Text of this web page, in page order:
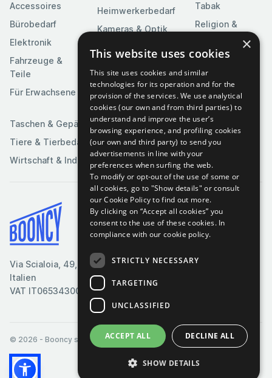
Accessoires
Bürobedarf
Elektronik
Fahrzeuge &
Teile
Für Erwachsene
Heimwerkerbedarf
Kameras & Optik
Kunst &
Unterhaltung
Medien
Tabak
Religion &
Feierlichkeiten
Software
Spielzeuge &
Spiele
Sportartikel
Taschen & Gepäck
Tiere & Tierbedarf
Wirtschaft & Industrie
Via Scialoia, 49, Florenz,
Italien
VAT IT06534300485
Bedingungen & Konditionen
Cookie-Richtlinie
Datenschutzrichtlinie
© 2026 - Booncy srl - VAT IT06534300485
×
This website uses cookies
This site uses cookies and similar
technologies for its operation and for the
provision of the services. We use analytical
cookies (our own and from third parties) to
understand and improve the user’s
browsing experience, and profiling cookies
(our own and third party) to send you
advertisements in line with your
preferences when surfing the web.
To modify or opt-out of the use of some or
all cookies, go to "Show details" or consult
our Cookie Policy to find out more.
By clicking on “Accept all cookies” you
consent to the use of these cookies. In
compliance with our cookie policy.
STRICTLY NECESSARY
TARGETING
UNCLASSIFIED
ACCEPT ALL DECLINE ALL
SHOW DETAILS